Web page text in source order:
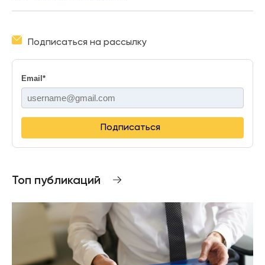
Подписаться на рассылку
Email *
Подписаться
Топ публикаций